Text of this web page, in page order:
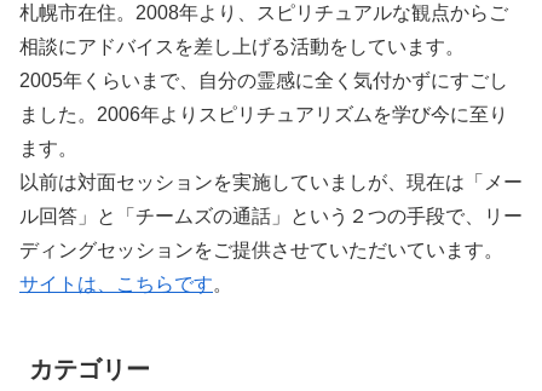
札幌市在住。2008年より、スピリチュアルな観点からご
相談にアドバイスを差し上げる活動をしています。
2005年くらいまで、自分の霊感に全く気付かずにすごし
ました。2006年よりスピリチュアリズムを学び今に至り
ます。
以前は対面セッションを実施していましが、現在は「メー
ル回答」と「チームズの通話」という２つの手段で、リー
ディングセッションをご提供させていただいています。
サイトは、こちらです。
カテゴリー